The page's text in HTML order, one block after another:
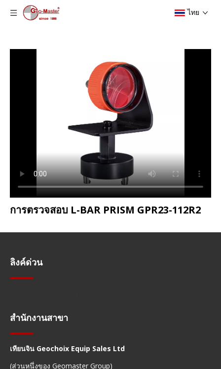
ไทย
การตรวจสอบ L-BAR PRISM GPR23-112R2
ลิงค์ด่วน
สำนักงานสาขา
เทียนจิน Geochoix Equip Sales Ltd
(ส่วนหนึ่งของ Geomaster Group)